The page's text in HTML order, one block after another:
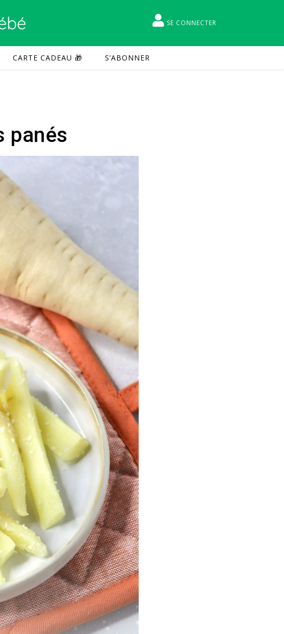
SE CONNECTER
CARTE CADEAU 🎁 S’ABONNER
panés